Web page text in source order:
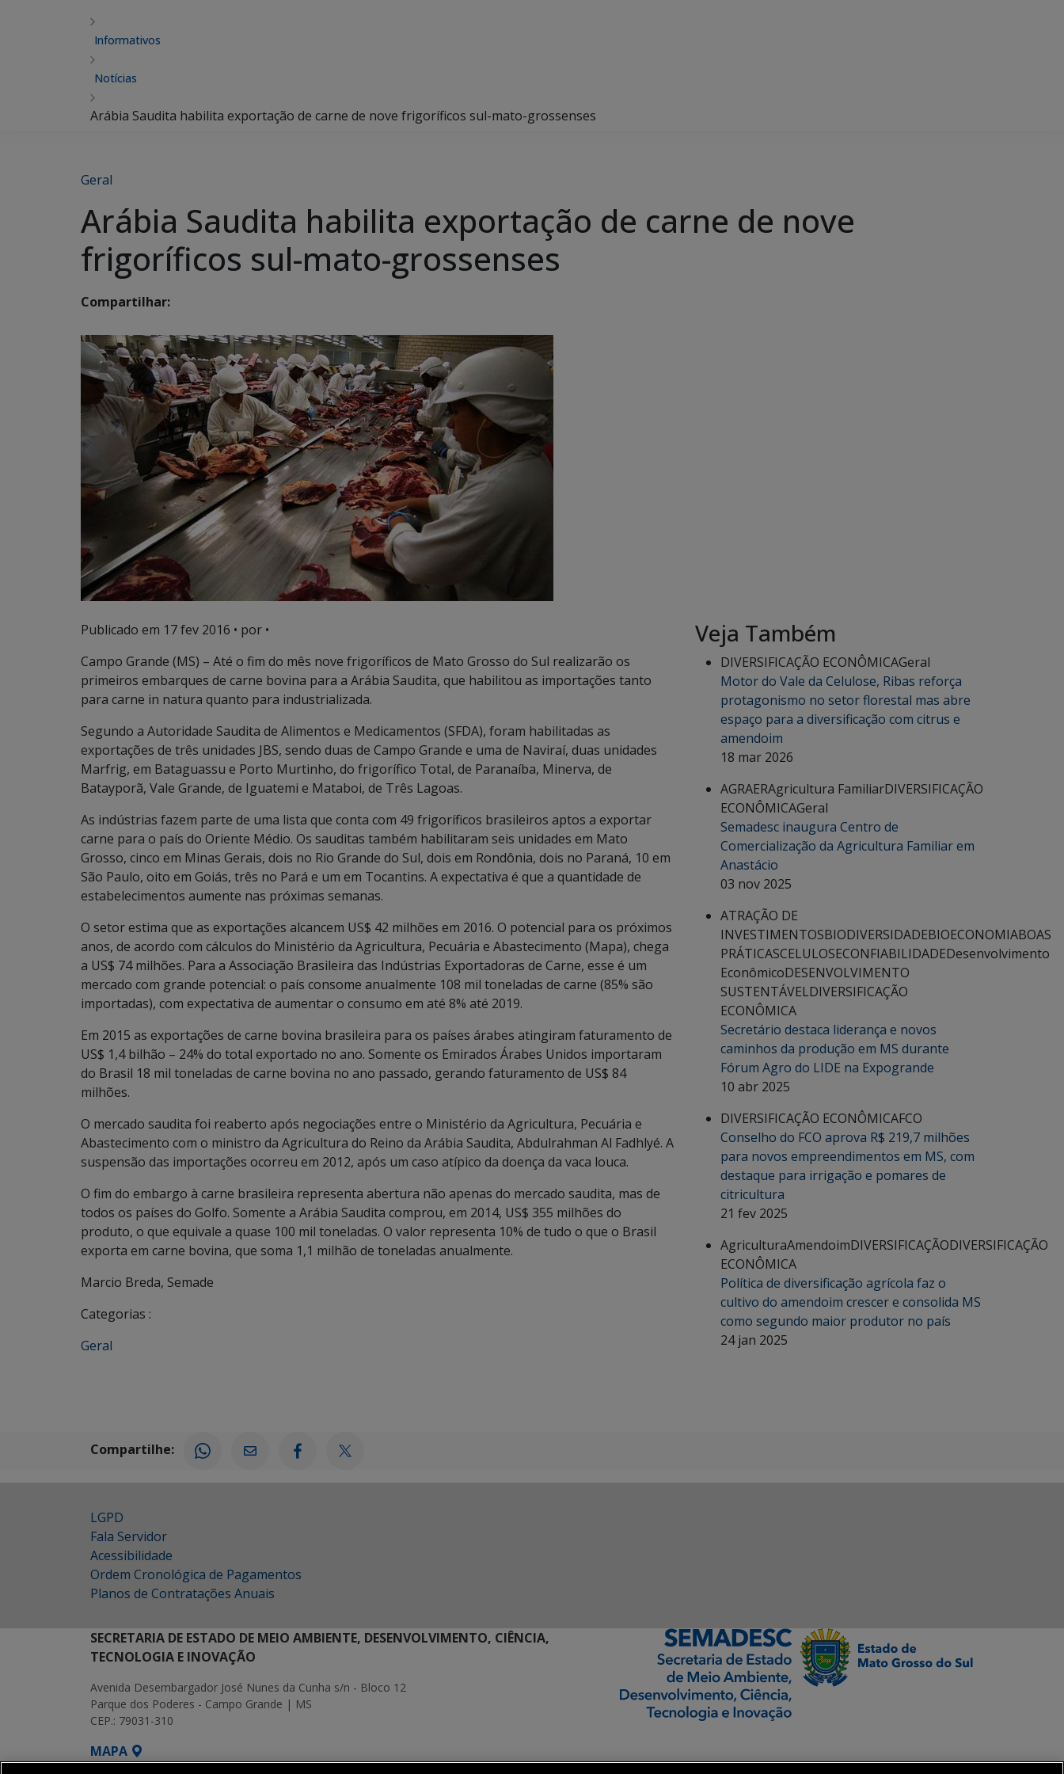
Informativos
Notícias
Arábia Saudita habilita exportação de carne de nove frigoríficos sul-mato-grossenses
Geral
Arábia Saudita habilita exportação de carne de nove
frigoríficos sul-mato-grossenses
Compartilhar:
Publicado em 17 fev 2016 • por •
Campo Grande (MS) – Até o fim do mês nove frigoríficos de Mato Grosso do Sul realizarão os
primeiros embarques de carne bovina para a Arábia Saudita, que habilitou as importações tanto
para carne in natura quanto para industrializada.
Segundo a Autoridade Saudita de Alimentos e Medicamentos (SFDA), foram habilitadas as
exportações de três unidades JBS, sendo duas de Campo Grande e uma de Naviraí, duas unidades
Marfrig, em Bataguassu e Porto Murtinho, do frigorífico Total, de Paranaíba, Minerva, de
Batayporã, Vale Grande, de Iguatemi e Mataboi, de Três Lagoas.
As indústrias fazem parte de uma lista que conta com 49 frigoríficos brasileiros aptos a exportar
carne para o país do Oriente Médio. Os sauditas também habilitaram seis unidades em Mato
Grosso, cinco em Minas Gerais, dois no Rio Grande do Sul, dois em Rondônia, dois no Paraná, 10 em
São Paulo, oito em Goiás, três no Pará e um em Tocantins. A expectativa é que a quantidade de
estabelecimentos aumente nas próximas semanas.
O setor estima que as exportações alcancem US$ 42 milhões em 2016. O potencial para os próximos
anos, de acordo com cálculos do Ministério da Agricultura, Pecuária e Abastecimento (Mapa), chega
a US$ 74 milhões. Para a Associação Brasileira das Indústrias Exportadoras de Carne, esse é um
mercado com grande potencial: o país consome anualmente 108 mil toneladas de carne (85% são
importadas), com expectativa de aumentar o consumo em até 8% até 2019.
Em 2015 as exportações de carne bovina brasileira para os países árabes atingiram faturamento de
US$ 1,4 bilhão – 24% do total exportado no ano. Somente os Emirados Árabes Unidos importaram
do Brasil 18 mil toneladas de carne bovina no ano passado, gerando faturamento de US$ 84
milhões.
O mercado saudita foi reaberto após negociações entre o Ministério da Agricultura, Pecuária e
Abastecimento com o ministro da Agricultura do Reino da Arábia Saudita, Abdulrahman Al Fadhlyé. A
suspensão das importações ocorreu em 2012, após um caso atípico da doença da vaca louca.
O fim do embargo à carne brasileira representa abertura não apenas do mercado saudita, mas de
todos os países do Golfo. Somente a Arábia Saudita comprou, em 2014, US$ 355 milhões do
produto, o que equivale a quase 100 mil toneladas. O valor representa 10% de tudo o que o Brasil
exporta em carne bovina, que soma 1,1 milhão de toneladas anualmente.
Marcio Breda, Semade
Categorias :
Geral
Veja Também
DIVERSIFICAÇÃO ECONÔMICAGeral
Motor do Vale da Celulose, Ribas reforça
protagonismo no setor florestal mas abre
espaço para a diversificação com citrus e
amendoim
18 mar 2026
AGRAERAgricultura FamiliarDIVERSIFICAÇÃO
ECONÔMICAGeral
Semadesc inaugura Centro de
Comercialização da Agricultura Familiar em
Anastácio
03 nov 2025
ATRAÇÃO DE
INVESTIMENTOSBIODIVERSIDADEBIOECONOMIABOAS
PRÁTICASCELULOSECONFIABILIDADEDesenvolvimento
EconômicoDESENVOLVIMENTO
SUSTENTÁVELDIVERSIFICAÇÃO
ECONÔMICA
Secretário destaca liderança e novos
caminhos da produção em MS durante
Fórum Agro do LIDE na Expogrande
10 abr 2025
DIVERSIFICAÇÃO ECONÔMICAFCO
Conselho do FCO aprova R$ 219,7 milhões
para novos empreendimentos em MS, com
destaque para irrigação e pomares de
citricultura
21 fev 2025
AgriculturaAmendoimDIVERSIFICAÇÃODIVERSIFICAÇÃO
ECONÔMICA
Política de diversificação agrícola faz o
cultivo do amendoim crescer e consolida MS
como segundo maior produtor no país
24 jan 2025
Compartilhe:
LGPD
Fala Servidor
Acessibilidade
Ordem Cronológica de Pagamentos
Planos de Contratações Anuais
SECRETARIA DE ESTADO DE MEIO AMBIENTE, DESENVOLVIMENTO, CIÊNCIA,
TECNOLOGIA E INOVAÇÃO
Avenida Desembargador José Nunes da Cunha s/n - Bloco 12
Parque dos Poderes - Campo Grande | MS
CEP.: 79031-310
MAPA